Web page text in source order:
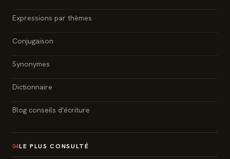
Expressions par thèmes
Conjugaison
Synonymes
Dictionnaire
Blog conseils d'écriture
04LE PLUS CONSULTÉ